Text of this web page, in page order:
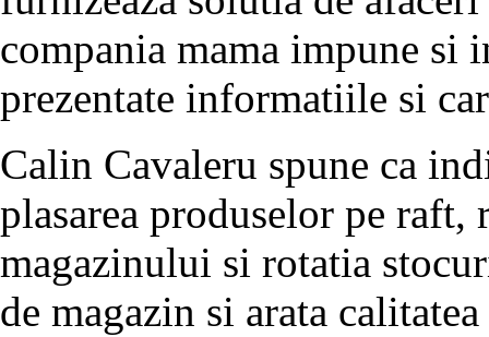
compania mama impune si
prezentate informatiile si
Calin Cavaleru spune ca
plasarea produselor pe raft,
magazinului si rotatia
de magazin si arata